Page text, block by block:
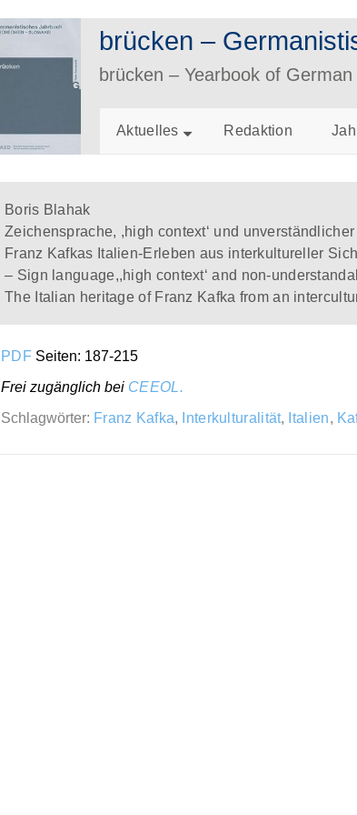
brücken –
brücken – Yearbook of
Aktuelles Redaktion
Boris Blahak
Zeichensprache, ,high context‘ und unverständlicher
Franz Kafkas Italien-Erleben aus interkultureller
– Sign language,,high context‘ and non-
The Italian heritage of Franz Kafka from an
PDF Seiten: 187-215
Frei zugänglich bei CEEOL.
Schlagwörter: Franz Kafka, Interkulturalität, Italien,